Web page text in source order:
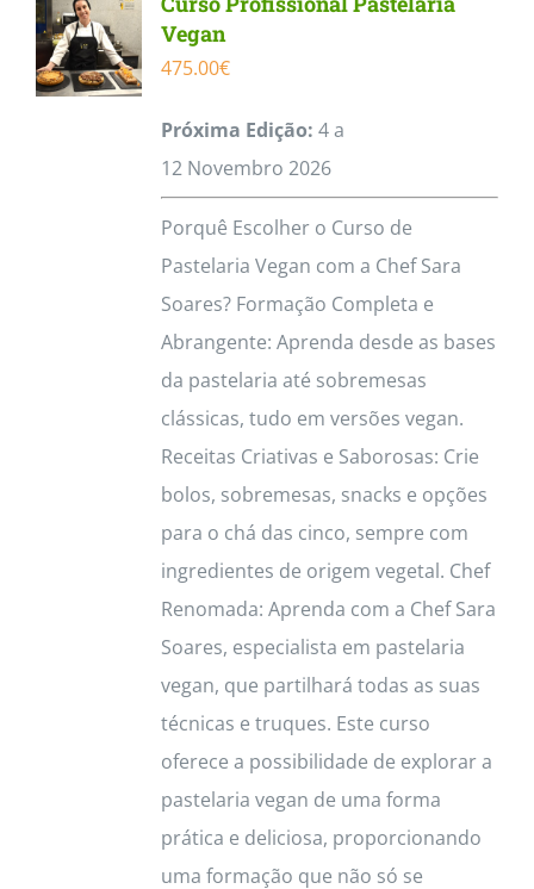
Vegan
475.00€
Próxima Edição: 4 a
12 Novembro 2026
Porquê Escolher o Curso de
Pastelaria Vegan com a Chef Sara
Soares? Formação Completa e
Abrangente: Aprenda desde as bases
da pastelaria até sobremesas
clássicas, tudo em versões vegan.
Receitas Criativas e Saborosas: Crie
bolos, sobremesas, snacks e opções
para o chá das cinco, sempre com
ingredientes de origem vegetal. Chef
Renomada: Aprenda com a Chef Sara
Soares, especialista em pastelaria
vegan, que partilhará todas as suas
técnicas e truques. Este curso
oferece a possibilidade de explorar a
pastelaria vegan de uma forma
prática e deliciosa, proporcionando
uma formação que não só se